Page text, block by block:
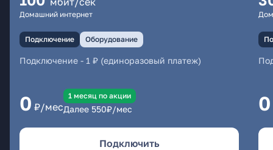
Домашний интернет
Подключение Оборудование
Подключение - 1 ₽ (единоразовый платеж)
0 ₽/мес
1 месяц по акции
Далее 550₽/мес
Подключить
0